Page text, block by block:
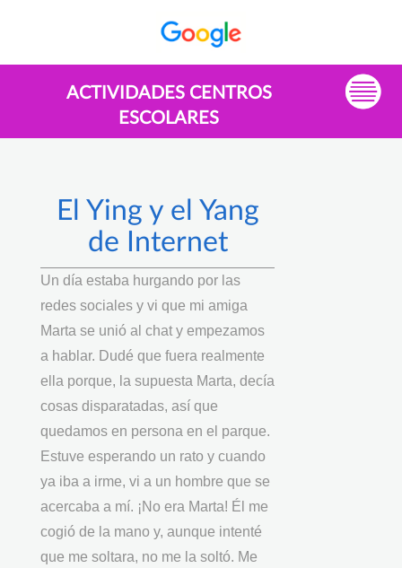
ACTIVIDADES CENTROS
ESCOLARES
El Ying y el Yang
de Internet
Un día estaba hurgando por las
redes sociales y vi que mi amiga
Marta se unió al chat y empezamos
a hablar. Dudé que fuera realmente
ella porque, la supuesta Marta, decía
cosas disparatadas, así que
quedamos en persona en el parque.
Estuve esperando un rato y cuando
ya iba a irme, vi a un hombre que se
acercaba a mí. ¡No era Marta! Él me
cogió de la mano y, aunque intenté
que me soltara, no me la soltó. Me